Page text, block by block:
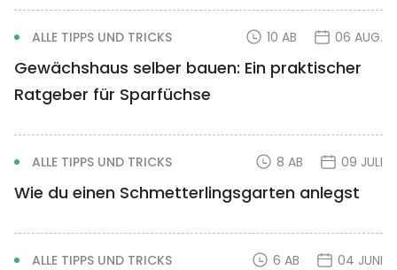
ALLE TIPPS UND TRICKS 10 AB 06 AUG.
Gewächshaus selber bauen: Ein praktischer
Ratgeber für Sparfüchse
ALLE TIPPS UND TRICKS 8 AB 09 JULI
Wie du einen Schmetterlingsgarten anlegst
ALLE TIPPS UND TRICKS 6 AB 04 JUNI